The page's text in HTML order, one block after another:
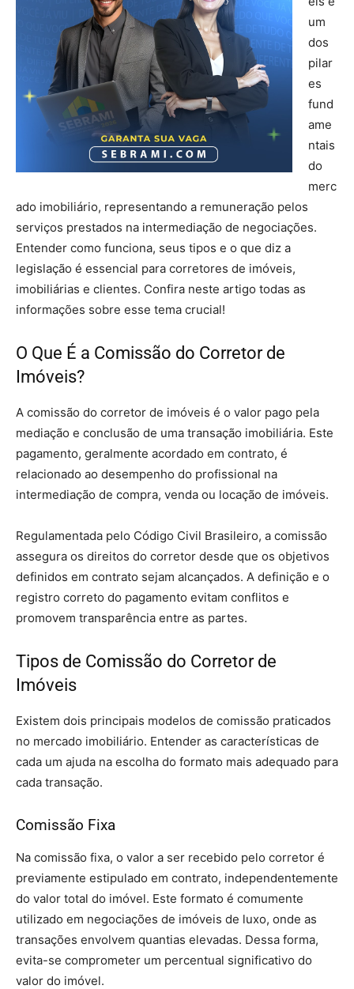
um
dos
pilar
es
fund
ame
ntais
do
merc
ado imobiliário, representando a remuneração pelos
serviços prestados na intermediação de negociações.
Entender como funciona, seus tipos e o que diz a
legislação é essencial para corretores de imóveis,
imobiliárias e clientes. Confira neste artigo todas as
informações sobre esse tema crucial!
O Que É a Comissão do Corretor de
Imóveis?
A comissão do corretor de imóveis é o valor pago pela
mediação e conclusão de uma transação imobiliária. Este
pagamento, geralmente acordado em contrato, é
relacionado ao desempenho do profissional na
intermediação de compra, venda ou locação de imóveis.
Regulamentada pelo Código Civil Brasileiro, a comissão
assegura os direitos do corretor desde que os objetivos
definidos em contrato sejam alcançados. A definição e o
registro correto do pagamento evitam conflitos e
promovem transparência entre as partes.
Tipos de Comissão do Corretor de
Imóveis
Existem dois principais modelos de comissão praticados
no mercado imobiliário. Entender as características de
cada um ajuda na escolha do formato mais adequado para
cada transação.
Comissão Fixa
Na comissão fixa, o valor a ser recebido pelo corretor é
previamente estipulado em contrato, independentemente
do valor total do imóvel. Este formato é comumente
utilizado em negociações de imóveis de luxo, onde as
transações envolvem quantias elevadas. Dessa forma,
evita-se comprometer um percentual significativo do
valor do imóvel.